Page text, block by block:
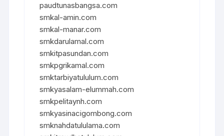
paudtunasbangsa.com
smkal-amin.com
smkal-manar.com
smkdarulamal.com
smkitpasundan.com
smkpgrikamal.com
smktarbiyatululum.com
smkyasalam-elummah.com
smkpelitaynh.com
smkyasinacigombong.com
smknahdatululama.com